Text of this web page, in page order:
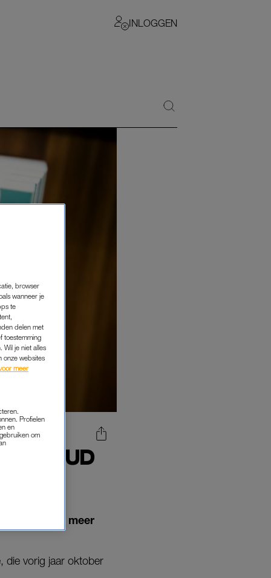
INLOGGEN
RUUD
krijgen meer
die vorig jaar oktober
browser
wanneer je
te
delen met
toestemming
Wil je niet alles
onze websites
meer
Profielen
en
om